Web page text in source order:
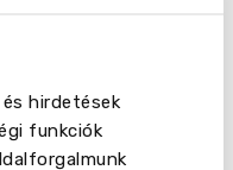
hirdetések
funkciók